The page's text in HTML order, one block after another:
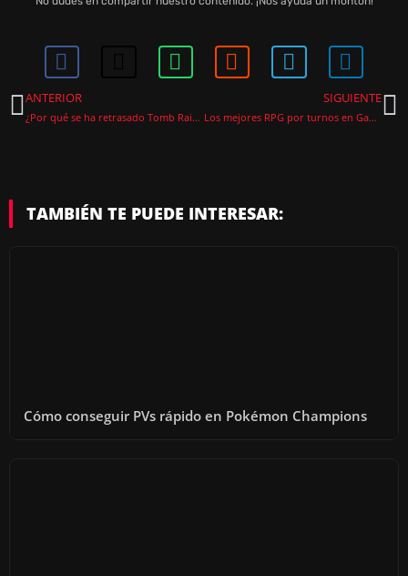
ANTERIOR
¿Por qué se ha retrasado Tomb Raider Legacy of Atlantis?
SIGUIENTE
Los mejores RPG por turnos en Game Pass (abril 2026)
TAMBIÉN TE PUEDE INTERESAR:
Cómo conseguir PVs rápido en Pokémon Champions